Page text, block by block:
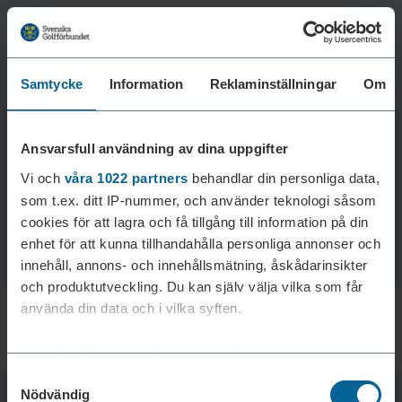
Samtycke Information Reklaminställningar Om
Ansvarsfull användning av dina uppgifter
Vi och våra 1022 partners behandlar din personliga data,
som t.ex. ditt IP-nummer, och använder teknologi såsom
cookies för att lagra och få tillgång till information på din
enhet för att kunna tillhandahålla personliga annonser och
innehåll, annons- och innehållsmätning, åskådarinsikter
och produktutveckling. Du kan själv välja vilka som får
använda din data och i vilka syften.
Med din tillåtelse skulle vi även vilja:
kan ha en noggrannhet på upp till flera meter
Nödvändig
Laddar reklam...